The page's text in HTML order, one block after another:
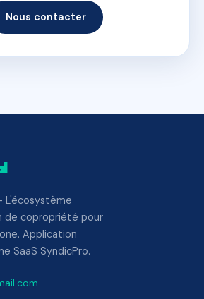
Nous contacter
L'écosystème
de copropriété pour
Application
SaaS SyndicPro.